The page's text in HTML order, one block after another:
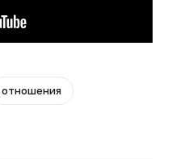
отношения